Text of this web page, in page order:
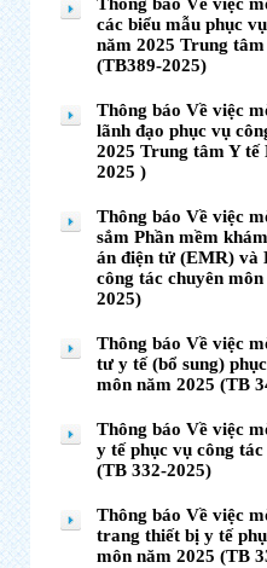
các biểu mẫu phục
năm 2025 Trung
(TB389-2025)
Thông báo Về việc
lãnh đạo phục vụ
2025 Trung tâm Y tế
2025 )
Thông báo Về việc
sắm Phần mềm
án điện tử (EMR) và
công tác chuyên
2025)
Thông báo Về việc
tư y tế (bổ sung)
môn năm 2025 (TB
Thông báo Về việc
y tế phục vụ công
(TB 332-2025)
Thông báo Về việc
trang thiết bị y tế
môn năm 2025 (TB